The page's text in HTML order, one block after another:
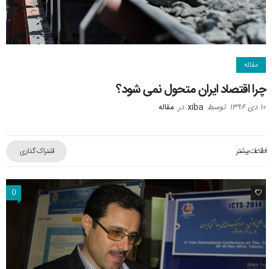
مقاله
چرا اقتصاد ایران متحول نمی شود؟
۱۰ دی ۱۳۹۶ توسط xiba در مقاله
اطلاعات بیشتر اشتراک گذاری
0 0